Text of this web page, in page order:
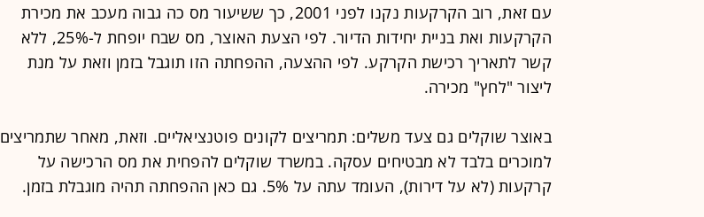
עם זאת, רוב הקרקעות נקנו לפני 2001, כך ששיעור מס כה גבוה מעכב את מכירת
הקרקעות ואת בניית יחידות הדיור. לפי הצעת האוצר, מס שבח יופחת ל-25%, ללא
קשר לתאריך רכישת הקרקע. לפי ההצעה, ההפחתה הזו תוגבל בזמן וזאת על מנת
ליצור "לחץ" מכירה.
באוצר שוקלים גם צעד משלים: תמריצים לקונים פוטנציאליים. וזאת, מאחר שתמריצים
למוכרים בלבד לא מבטיחים עסקה. במשרד שוקלים להפחית את מס הרכישה על
קרקעות (לא על דירות), העומד עתה על 5%. גם כאן ההפחתה תהיה מוגבלת בזמן.